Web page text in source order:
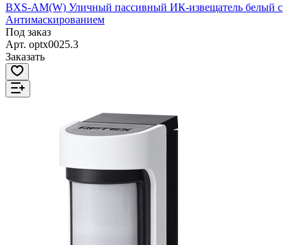
BXS-AM(W) Уличный пассивный ИК-извещатель белый с
Антимаскированием
Под заказ
Арт. optx0025.3
Заказать